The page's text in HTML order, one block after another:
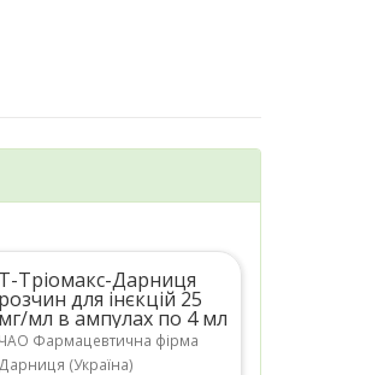
Т-Тріомакс-Дарниця
розчин для інєкцій 25
мг/мл в ампулах по 4 мл
10 шт.
ЧАО Фармацевтична фірма
Дарниця (Україна)